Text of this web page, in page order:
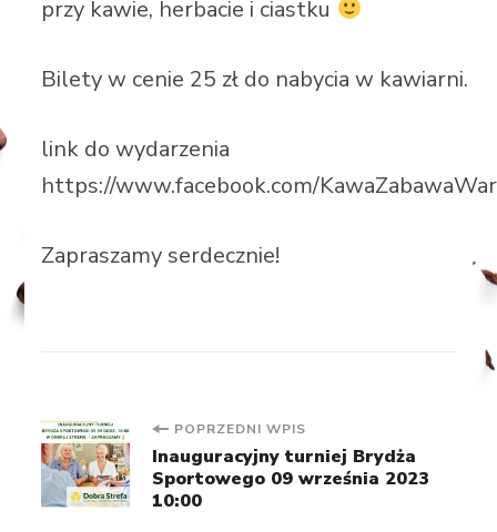
przy kawie, herbacie i ciastku
Bilety w cenie 25 zł do nabycia w kawiarni.
link do wydarzenia
https://www.facebook.com/
Zapraszamy serdecznie!
Nawigacja
wpisu
POPRZEDNI WPIS
Inauguracyjny turniej Brydża
Sportowego 09 września 2023
10:00